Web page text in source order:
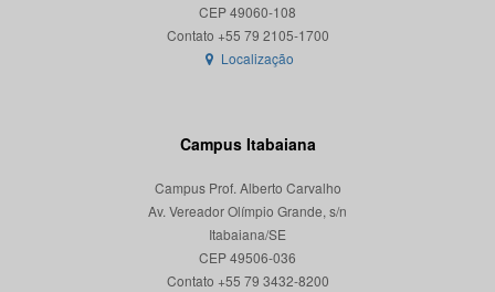
CEP 49060-108
Localização
Campus Itabaiana
Campus Prof. Alberto Carvalho
Av. Vereador Olímpio Grande, s/n
Itabaiana/SE
CEP 49506-036